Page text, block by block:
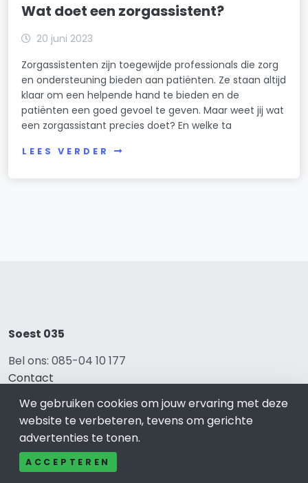
Wat doet een zorgassistent?
20 juni 2023
Zorgassistenten zijn toegewijde professionals die zorg
en ondersteuning bieden aan patiënten. Ze staan altijd
klaar om een helpende hand te bieden en de
patiënten een goed gevoel te geven. Maar weet jij wat
een zorgassistant precies doet? En welke ta
LEES VERDER
Soest 035
Bel ons: 085-04 10 177
Contact
Adverteren
Over ons
Cookieverklaring
Avg
Privacy
We gebruiken cookies om jouw ervaring met deze
website te verbeteren, tevens om gerichte
advertenties te tonen.
ACCEPTEREN